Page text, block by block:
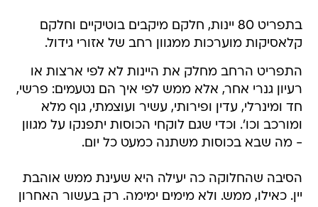
בתפריט 80 יינות, חלקם מיקבים בוטיקיים וחלקם
קלאסיקות מוערכות ממגוון רחב של אזורי גידול.
התפריט הרחב מחלק את היינות לא לפי ארצות או
רעיון גנרי אחר, אלא ממש לפי איך הם נטעמים: פרשי,
חד ומינרלי, עדין ופירותי, עשיר ועוצמתי, גוף מלא
ומורכב וכו'. וכדי שגם לוקחי הכוסות יתפנקו על מגוון
- מה שבא בכוסות משתנה כמעט כל יום.
הסיבה שהחלוקה כה יעילה היא שעינת ממש אוהבת
יין. כאילו, ממש. ולא מימים ימימה. רק בעשור האחרון